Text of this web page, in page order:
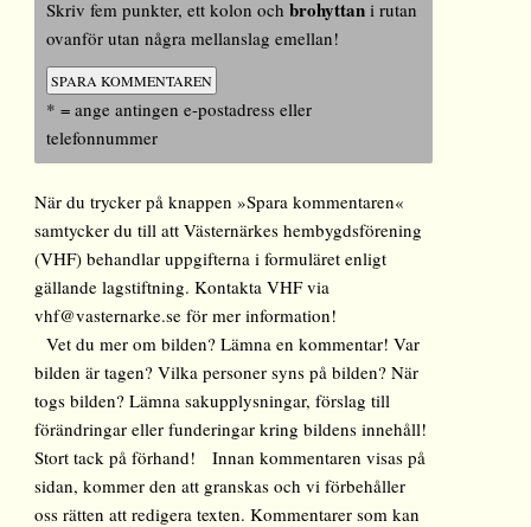
Skriv fem punkter, ett kolon ochbrohyttan i rutan
ovanför utan några mellanslag emellan!
* = ange antingen e-postadress eller
telefonnummer
När du trycker på knappen »Spara kommentaren«
samtycker du till att Västernärkes hembygdsförening
(VHF) behandlar uppgifterna i formuläret enligt
gällande lagstiftning. Kontakta VHF via
vhf@vasternarke.se för mer information!
Vet du mer om bilden? Lämna en kommentar! Var
bilden är tagen? Vilka personer syns på bilden? När
togs bilden? Lämna sakupplysningar, förslag till
förändringar eller funderingar kring bildens innehåll!
Stort tack på förhand! Innan kommentaren visas på
sidan, kommer den att granskas och vi förbehåller
oss rätten att redigera texten. Kommentarer som kan